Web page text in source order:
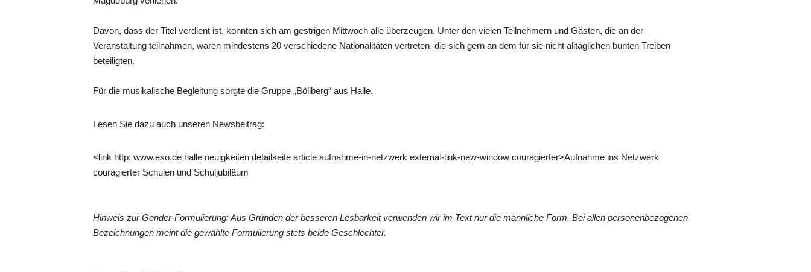
Davon, dass der Titel verdient ist, konnten sich am gestrigen Mittwoch alle überzeugen. Unter den vielen Teilnehmern und Gästen, die an der
Veranstaltung teilnahmen, waren mindestens 20 verschiedene Nationalitäten vertreten, die sich gern an dem für sie nicht alltäglichen bunten Treiben
beteiligten.
Für die musikalische Begleitung sorgte die Gruppe „Böllberg“ aus Halle.
Lesen Sie dazu auch unseren Newsbeitrag:
<link http: www.eso.de halle neuigkeiten detailseite article aufnahme-in-netzwerk external-link-new-window couragierter>Aufnahme ins Netzwerk
couragierter Schulen und Schuljubiläum
Hinweis zur Gender-Formulierung: Aus Gründen der besseren Lesbarkeit verwenden wir im Text nur die männliche Form. Bei allen personenbezogenen
Bezeichnungen meint die gewählte Formulierung stets beide Geschlechter.